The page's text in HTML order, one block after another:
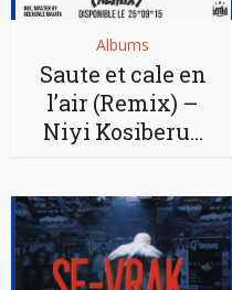
Albums
Saute et cale en
l’air (Remix) –
Niyi Kosiberu…